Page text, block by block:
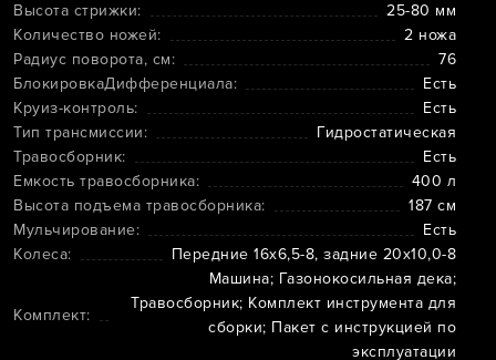
Высота стрижки:
25-80 мм
Количество ножей:
2 ножа
Радиус поворота, см:
76
БлокировкаДифференциала:
Есть
Круиз-контроль:
Есть
Тип трансмиссии:
Гидростатическая
Травосборник:
Есть
Емкость травосборника:
400 л
Высота подъема травосборника:
187 см
Мульчирование:
Есть
Колеса:
Передние 16х6,5-8, задние 20х10,0-8
Комплект:
Машина; Газонокосильная дека;
Травосборник; Комплект инструмента для
сборки; Пакет с инструкцией по
эксплуатации